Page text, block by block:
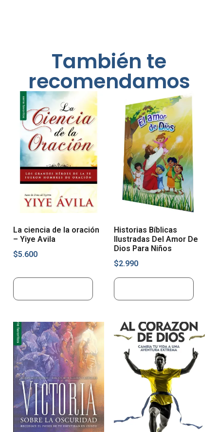
También te
recomendamos
La ciencia de la oración
– Yiye Avila
$5.600
Historias Bíblicas
Ilustradas Del Amor De
Dios Para Niños
$2.990